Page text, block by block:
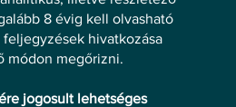
8 évig kell olvasható
hivatkozása
módon megőrizni.
jogosult lehetséges